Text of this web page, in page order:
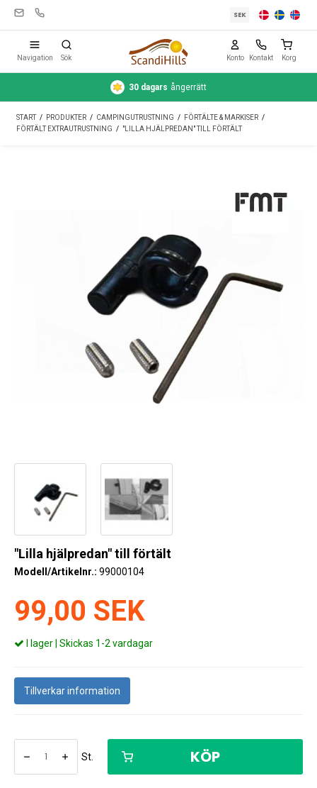
Tält
SEK
Navigation Sök Konto Kontakt Korg
30 dagars ångerrätt
START / PRODUKTER / CAMPINGUTRUSTNING / FÖRTÄLTE & MARKISER /
FÖRTÄLT EXTRAUTRUSTNING / "LILLA HJÄLPREDAN" TILL FÖRTÄLT
"Lilla hjälpredan" till förtält
Modell/Artikelnr.: 99000104
99,00 SEK
I lager | Skickas 1-2 vardagar
Tillverkar information
St. KÖP